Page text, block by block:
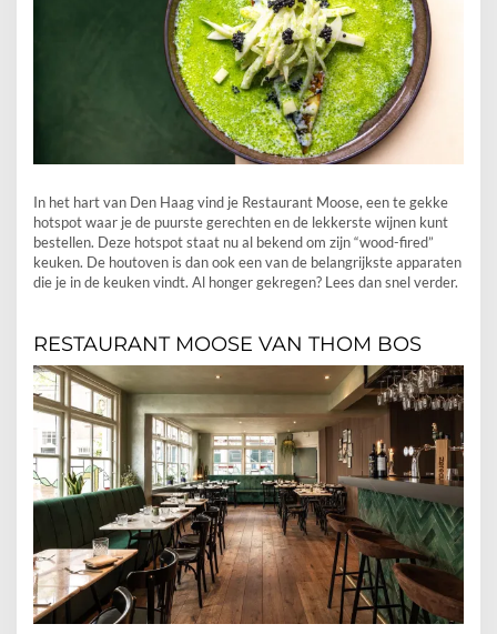
In het hart van Den Haag vind je Restaurant Moose, een te gekke
hotspot waar je de puurste gerechten en de lekkerste wijnen kunt
bestellen. Deze hotspot staat nu al bekend om zijn “wood-fired”
keuken. De houtoven is dan ook een van de belangrijkste apparaten
die je in de keuken vindt. Al honger gekregen? Lees dan snel verder.
RESTAURANT MOOSE VAN THOM BOS